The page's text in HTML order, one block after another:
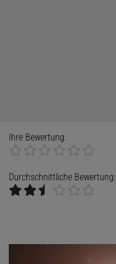
Ihre Bewertung:
Durchschnittliche Bewertung: